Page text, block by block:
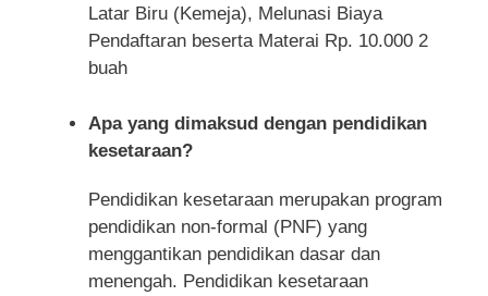
Latar Biru (Kemeja), Melunasi Biaya
Pendaftaran beserta Materai Rp. 10.000 2
buah
Apa yang dimaksud dengan pendidikan
kesetaraan?
Pendidikan kesetaraan merupakan program
pendidikan non-formal (PNF) yang
menggantikan pendidikan dasar dan
menengah. Pendidikan kesetaraan